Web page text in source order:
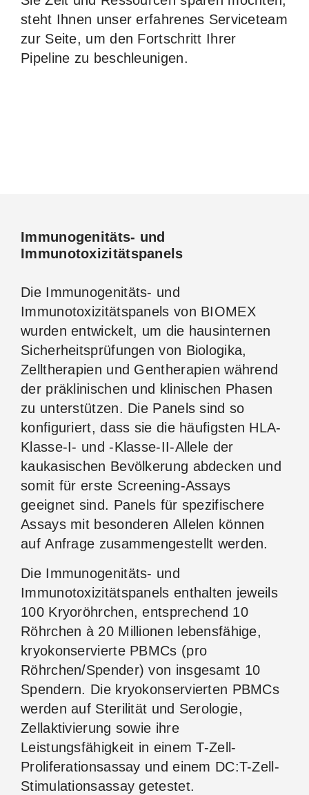
steht Ihnen unser erfahrenes Serviceteam
zur Seite, um den Fortschritt Ihrer
Pipeline zu beschleunigen.
Immunogenitäts- und
Immunotoxizitätspanels
Die Immunogenitäts- und
Immunotoxizitätspanels von BIOMEX
wurden entwickelt, um die hausinternen
Sicherheitsprüfungen von Biologika,
Zelltherapien und Gentherapien während
der präklinischen und klinischen Phasen
zu unterstützen. Die Panels sind so
konfiguriert, dass sie die häufigsten HLA-
Klasse-I- und -Klasse-II-Allele der
kaukasischen Bevölkerung abdecken und
somit für erste Screening-Assays
geeignet sind. Panels für spezifischere
Assays mit besonderen Allelen können
auf Anfrage zusammengestellt werden.
Die Immunogenitäts- und
Immunotoxizitätspanels enthalten jeweils
100 Kryoröhrchen, entsprechend 10
Röhrchen à 20 Millionen lebensfähige,
kryokonservierte PBMCs (pro
Röhrchen/Spender) von insgesamt 10
Spendern. Die kryokonservierten PBMCs
werden auf Sterilität und Serologie,
Zellaktivierung sowie ihre
Leistungsfähigkeit in einem T-Zell-
Proliferationsassay und einem DC:T-Zell-
Stimulationsassay getestet.